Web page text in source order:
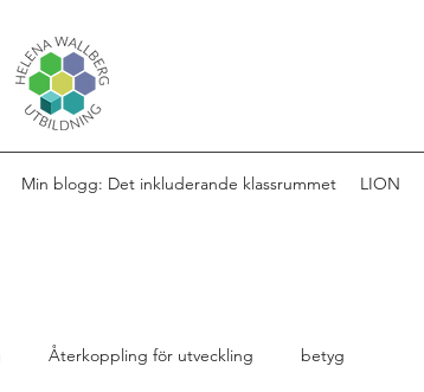
Min blogg: Det inkluderande klassrummet LION
Återkoppling för utveckling betyg